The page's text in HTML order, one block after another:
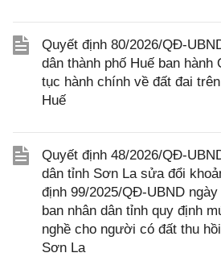
Quyết định 80/2026/QĐ-
dân thành phố Huế ban
tục hành chính về đất đai
Huế
Quyết định 48/2026/QĐ-
dân tỉnh Sơn La sửa đổi
định 99/2025/QĐ-UBND
ban nhân dân tỉnh quy định
nghề cho người có đất thu
Sơn La